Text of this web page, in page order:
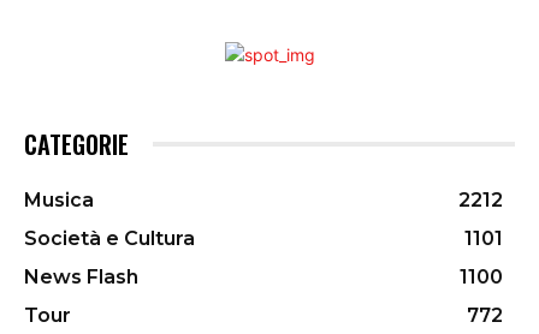
CATEGORIE
Musica
2212
Società e Cultura
1101
News Flash
1100
Tour
772